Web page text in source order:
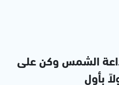
الشمس وكن على
بأول